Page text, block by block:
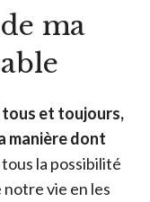
ma
tous et toujours,
manière dont
la possibilité
vie en les